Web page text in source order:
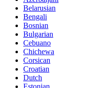
Belarusian
Bengali
Bosnian
Bulgarian
Cebuano
Chichewa
Corsican
Croatian
Dutch
Estonian